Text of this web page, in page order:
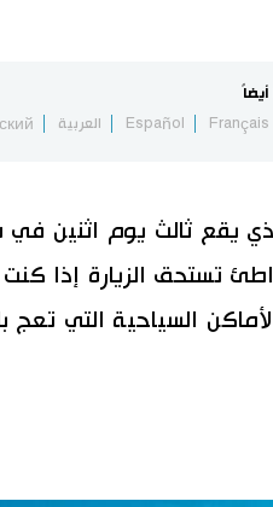
أيضاً
Français
Español العربية
الذي يقع ثالث يوم اثنين
الزيارة إذا كنت
السياحية التي تعج